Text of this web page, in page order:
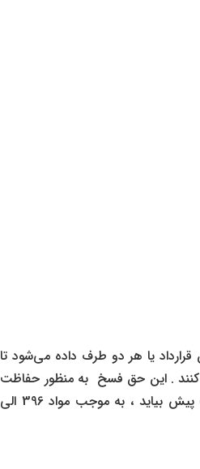
یا هر دو طرف داده می‌شود تا
کنند . این حق فسخ به منظور حفاظت
از حقوق طرفین قرارداد و ایجاد انعطاف‌پذیری در شرایط خاصی که ممکن است پیش بیاید ، به موجب مواد 396 الی